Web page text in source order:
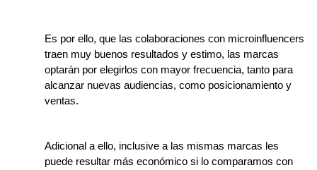
Es por ello, que las colaboraciones con microinfluencers
traen muy buenos resultados y estimo, las marcas
optarán por elegirlos con mayor frecuencia, tanto para
alcanzar nuevas audiencias, como posicionamiento y
ventas.
Adicional a ello, inclusive a las mismas marcas les
puede resultar más económico si lo comparamos con